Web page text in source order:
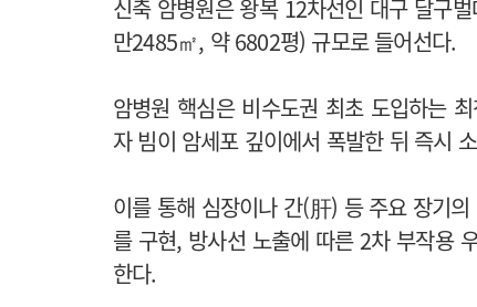
신축 암병원은 왕복 12차선인 대구 달구
만2485㎡, 약 6802평) 규모로 들어선다.
암병원 핵심은 비수도권 최초 도입하는
자 빔이 암세포 깊이에서 폭발한 뒤 즉시
이를 통해 심장이나 간(肝) 등 주요 장기
를 구현, 방사선 노출에 따른 2차 부작용
한다.